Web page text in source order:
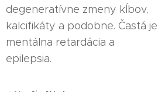
degeneratívne zmeny kĺbov,
kalcifikáty a podobne. Častá je
mentálna retardácia a
epilepsia.